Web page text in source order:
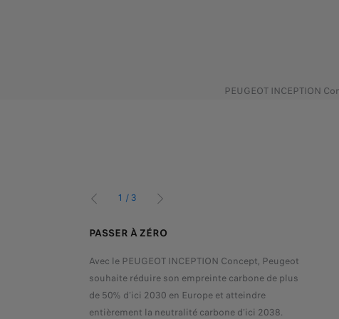
PEUGEOT INCEPTION
PASSER À ZÉRO
Avec le PEUGEOT INCEPTION Concept, Peugeot
souhaite réduire son empreinte carbone de plus
de 50% d'ici 2030 en Europe et atteindre
entièrement la neutralité carbone d'ici 2038.
1 / 3